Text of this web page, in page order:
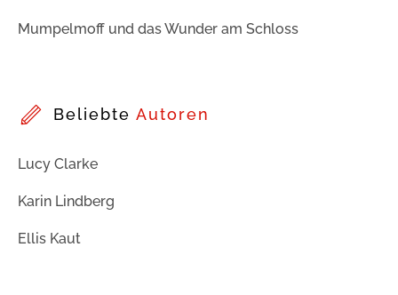
Mumpelmoff und das Wunder am Schloss
Beliebte Autoren
Lucy Clarke
Karin Lindberg
Ellis Kaut